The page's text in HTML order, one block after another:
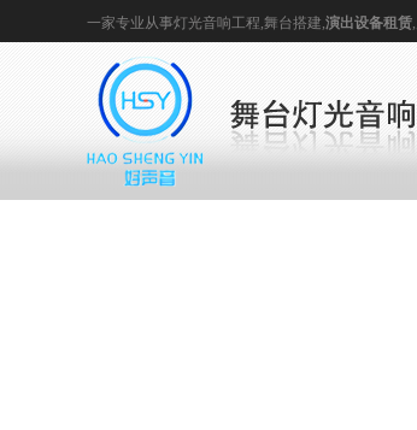
一家专业从事灯光音响工程,舞台搭建,演出设备租赁,